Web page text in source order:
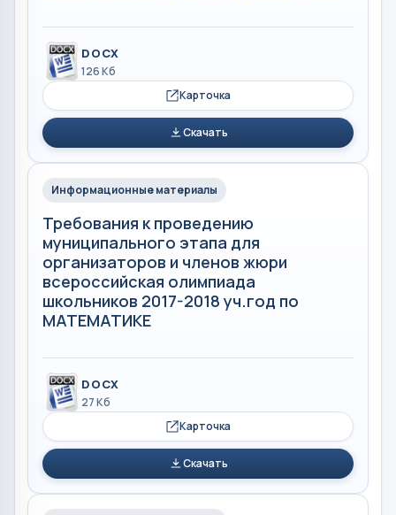
DOCX
126 Кб
Карточка
Скачать
Информационные материалы
Требования к проведению
муниципального этапа для
организаторов и членов жюри
всероссийская олимпиада
школьников 2017-2018 уч.год по
МАТЕМАТИКЕ
DOCX
27 Кб
Карточка
Скачать